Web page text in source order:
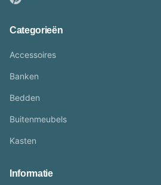
Categorieën
Accessoires
Banken
Bedden
Buitenmeubels
Kasten
Informatie